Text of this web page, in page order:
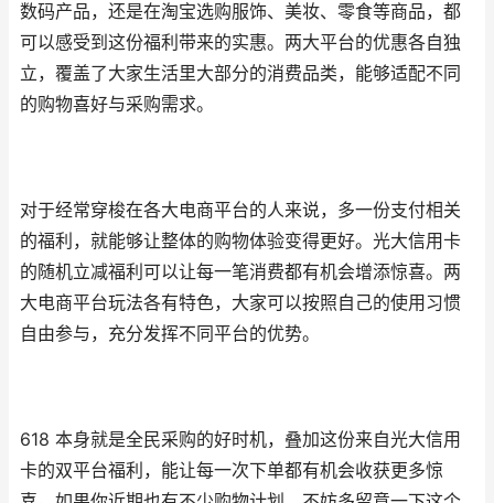
数码产品，还是在淘宝选购服饰、美妆、零食等商品，都
可以感受到这份福利带来的实惠。两大平台的优惠各自独
立，覆盖了大家生活里大部分的消费品类，能够适配不同
的购物喜好与采购需求。
对于经常穿梭在各大电商平台的人来说，多一份支付相关
的福利，就能够让整体的购物体验变得更好。光大信用卡
的随机立减福利可以让每一笔消费都有机会增添惊喜。两
大电商平台玩法各有特色，大家可以按照自己的使用习惯
自由参与，充分发挥不同平台的优势。
618 本身就是全民采购的好时机，叠加这份来自光大信用
卡的双平台福利，能让每一次下单都有机会收获更多惊